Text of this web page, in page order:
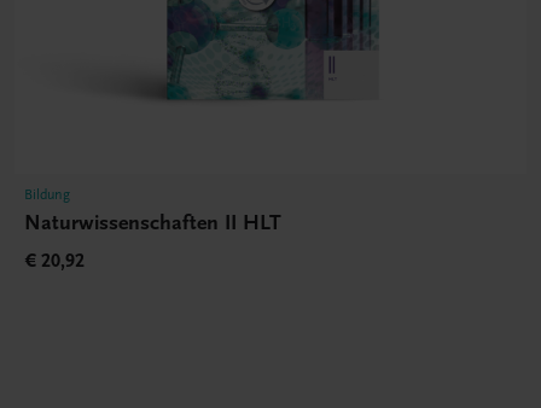
Bildung
Naturwissenschaften II HLT
€ 20,92